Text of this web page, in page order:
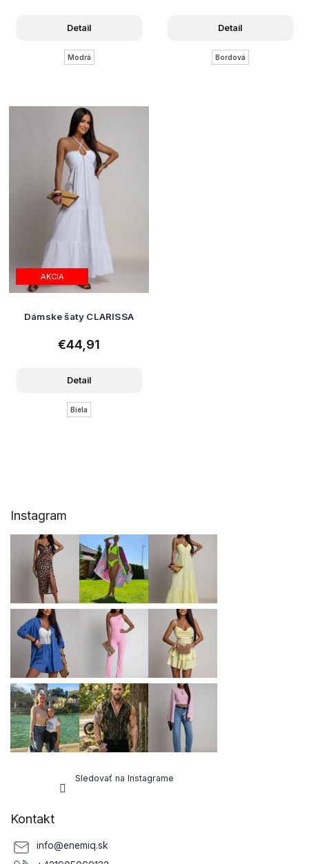
Detail
Modrá
Detail
Bordová
AKCIA
Dámske šaty CLARISSA
€44,91
Detail
Biela
Instagram
Sledovať na Instagrame
Kontakt
info@enemiq.sk